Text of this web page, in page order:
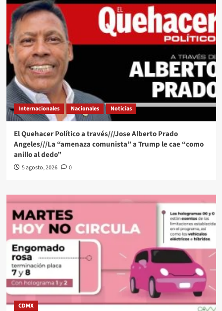
Internacionales Nacionales Noticias
El Quehacer Político a través///Jose Alberto Prado
Angeles///La “amenaza comunista” a Trump le cae “como
anillo al dedo”
5 agosto, 2026 0
CDMX